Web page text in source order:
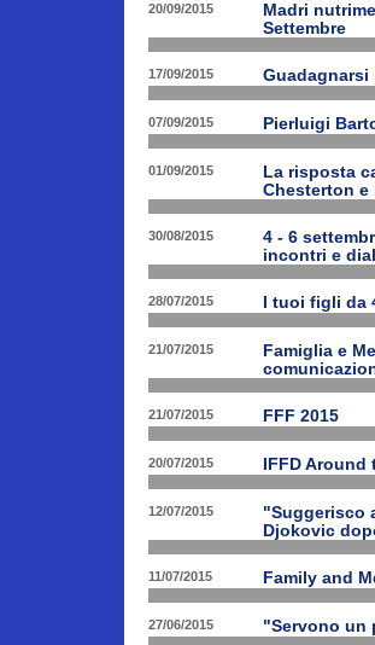
20/09/2015
Madri
Settembre
17/09/2015
07/09/2015 Pierluigi
01/09/2015
La risposta
Chesterton e
30/08/2015
4 - 6
incontri e
28/07/2015 I tuoi figli da
21/07/2015
Famiglia e
21/07/2015 FFF 2015
20/07/2015 IFFD
12/07/2015
"Suggerisco
Djokovic
11/07/2015 Family and
27/06/2015 "Servono un